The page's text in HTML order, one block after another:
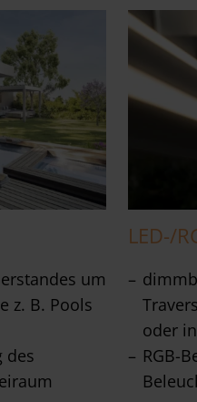
um
z. B. Pools
des
LED-/
oder
RGB-